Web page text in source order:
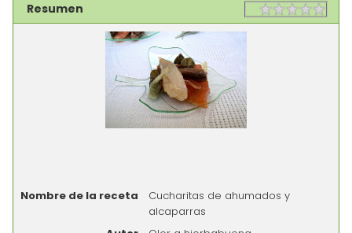
Resumen Rating
Nombre de la receta
Cucharitas de ahumados y
alcaparras